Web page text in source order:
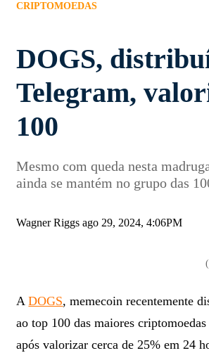
CRIPTOMOEDAS
DOGS,
Telegram,
100
Mesmo com queda nesta
ainda se mantém no grupo das
Wagner Riggs ago 29, 2024, 4:06PM
ADOGS, memecoin recentemente
ao top 100 das maiores
após valorizar cerca de 25% em 24